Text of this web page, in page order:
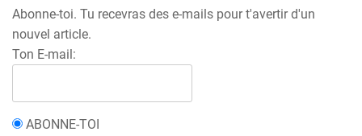
Abonne-toi. Tu recevras des e-mails pour t'avertir d'un
nouvel article.
Ton E-mail:
ABONNE-TOI